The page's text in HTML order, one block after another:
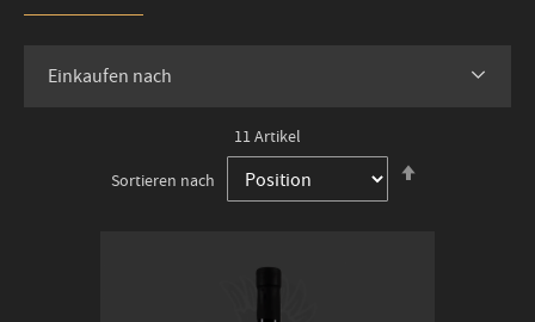
11Artikel
Sortieren nach
Einkaufen nach